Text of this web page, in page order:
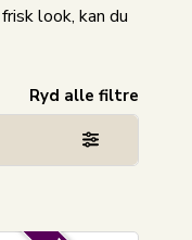
look, kan du
Ryd alle filtre